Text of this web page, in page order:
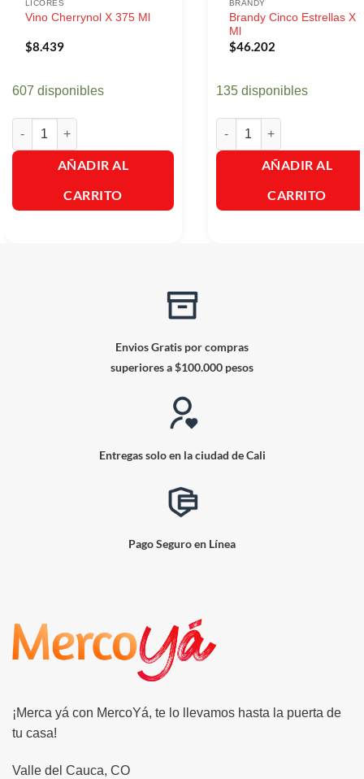
LICORES
Vino Cherrynol X 375 Ml
$8.439
607 disponibles
Vino Cherrynol X 375 Ml cantidad
AÑADIR AL
CARRITO
BRANDY
Brandy Cinco Estrellas X
Ml
$46.202
135 disponibles
Brandy Cinco Estrellas X
AÑADIR AL
CARRITO
Envios Gratis por compras
superiores a $100.000 pesos
Entregas solo en la ciudad de Cali
Pago Seguro en Línea
¡Merca yá con MercoYá, te lo llevamos hasta la puerta de
tu casa!
Valle del Cauca, CO